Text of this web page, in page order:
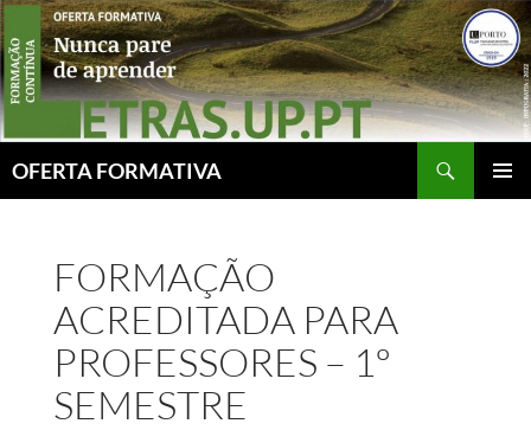
Skip
to
content
OFERTA FORMATIVA
FORMAÇÃO
ACREDITADA PARA
PROFESSORES – 1º
SEMESTRE